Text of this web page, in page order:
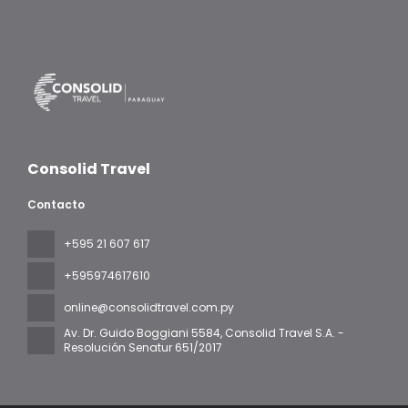
Consolid Travel
Contacto
+595 21 607 617
‪+595974617610‬
online@consolidtravel.com.py
Av. Dr. Guido Boggiani 5584, Consolid Travel S.A. -
Resolución Senatur 651/2017